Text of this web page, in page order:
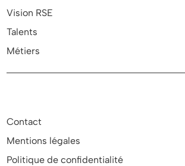
Vision RSE
Talents
Métiers
Contact
Mentions légales
Politique de confidentialité